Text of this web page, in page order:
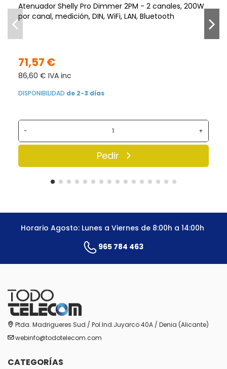
Atenuador Shelly Pro Dimmer 2PM - 2 canales, 200W
por canal, medición, DIN, WiFi, LAN, Bluetooth
71,57 €
86,60 € IVA inc
DISPONIBILIDAD de 2-3 días
- +
Pedir
Horario Agosto: Lunes a Viernes de 8:00h a 14:00h
965 784 463
Ptda. Madrigueres Sud / Pol.Ind.Juyarco 40A / Denia (Alicante)
webinfo@todotelecom.com
CATEGORÍAS